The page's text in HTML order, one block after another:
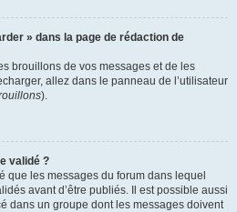
» dans la page de rédaction de
brouillons de vos messages et de les
allez dans le panneau de l’utilisateur
).
validé ?
que les messages du forum dans lequel
avant d’être publiés. Il est possible aussi
dans un groupe dont les messages doivent